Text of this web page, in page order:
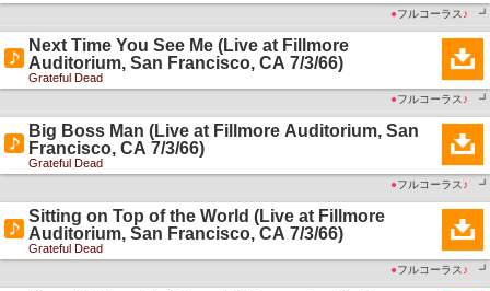
●フルコーラス ♪ ┛
Next Time You See Me (Live at Fillmore
Auditorium, San Francisco, CA 7/3/66)
Grateful Dead
●フルコーラス ♪ ┛
Big Boss Man (Live at Fillmore Auditorium, San
Francisco, CA 7/3/66)
Grateful Dead
●フルコーラス ♪ ┛
Sitting on Top of the World (Live at Fillmore
Auditorium, San Francisco, CA 7/3/66)
Grateful Dead
●フルコーラス ♪ ┛